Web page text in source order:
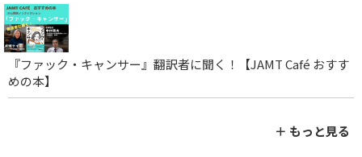
『ファック・キャンサー』翻訳者に聞く！【JAMT Café おすす
めの本】
＋ もっと見る